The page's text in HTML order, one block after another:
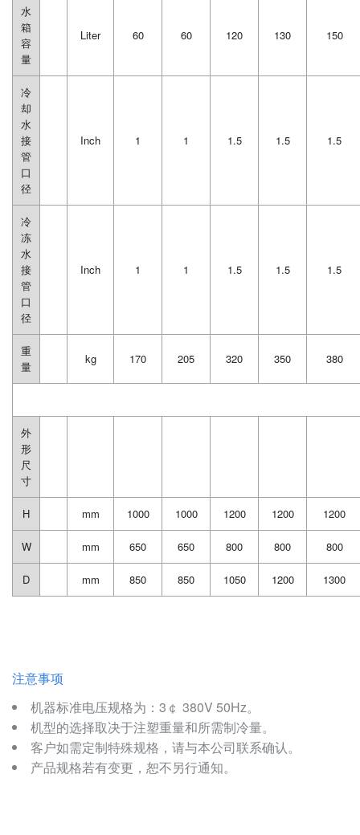
水
箱
容
量
Liter 60 60 120 130 150
冷
却
水
接
管
口
径
Inch 1 1 1.5 1.5 1.5
冷
冻
水
接
管
口
径
Inch 1 1 1.5 1.5 1.5
重
量
kg 170 205 320 350 380
外
形
尺
寸
H mm 1000 1000 1200 1200 1200
W mm 650 650 800 800 800
D mm 850 850 1050 1200 1300
注意事项
机器标准电压规格为：3￠ 380V 50Hz。
机型的选择取决于注塑重量和所需制冷量。
客户如需定制特殊规格，请与本公司联系确认。
产品规格若有变更，恕不另行通知。